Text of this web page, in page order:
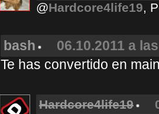
@Hardcore4life19,
bash
06.10.2011 a
Te has convertido en
Hardcore4life19